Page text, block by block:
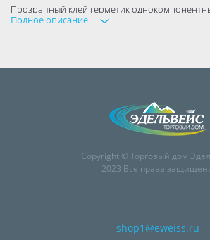
Прозрачный клей герметик
многофункциональный для внутренних и
постоянным ударным и вибрационным
Полное описание
Copyright © Торговый дом
2023 Все права
shop1@eweiss.ru